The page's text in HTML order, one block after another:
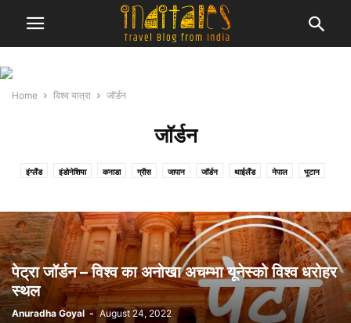
Home विश्व यात्रा जॉर्डन
जॉर्डन
इंग्लैंड इंडोनेशिया कनाडा ग्रीस जापान जॉर्डन थाईलैंड नेपाल भूटान
पेट्रा जॉर्डन – विश्व का अनोखा अचम्भा यूनेस्को विश्व धरोहर
स्थल
Anuradha Goyal - August 24, 2022